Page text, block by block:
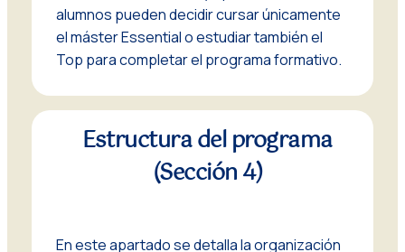
alumnos pueden decidir cursar únicamente
el máster Essential o estudiar también el
Top para completar el programa formativo.
Estructura del programa
(Sección 4)
En este apartado se detalla la organización